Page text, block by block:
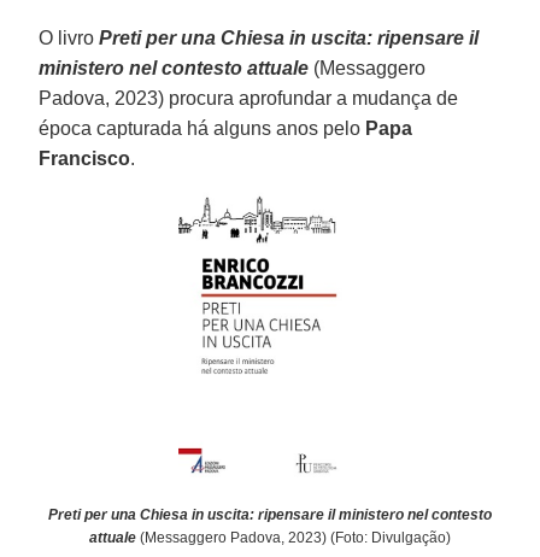
O livro Preti per una Chiesa in uscita: ripensare il
ministero nel contesto attuale (Messaggero
Padova, 2023) procura aprofundar a mudança de
época capturada há alguns anos pelo Papa
Francisco.
Preti per una Chiesa in uscita: ripensare il ministero nel contesto
attuale (Messaggero Padova, 2023) (Foto: Divulgação)